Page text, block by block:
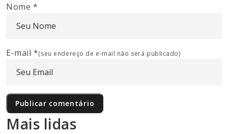
Nome *
E-mail *(seu endereço de e-mail não será publicado)
Mais lidas